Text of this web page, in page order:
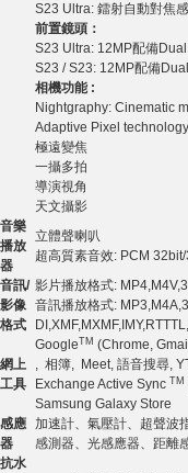
S23 Ultra: 鐳射自動對焦
前置鏡頭：
S23 Ultra: 12MP配備
S23 / S23: 12MP配備
相機功能 :
Nightgraphy: Cinematic
Adaptive Pixel technology
極遠變焦
一攝多拍
導演視角
天文攝影
音樂
播放
器
立體聲喇叭
超高質素音效: PCM
音訊/
影像
格式
影片播放格式:
音訊播放格式:
網上
工具
GoogleTM (Chrome,
, 相簿, Meet, 語音搜尋,
Exchange Active Sync TM
Samsung Galaxy Store
感應
器
加速計、氣壓計、超聲波
感測器、光感應器、距離
抗水